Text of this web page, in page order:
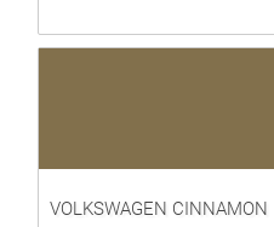
VOLKSWAGEN CINNAMON